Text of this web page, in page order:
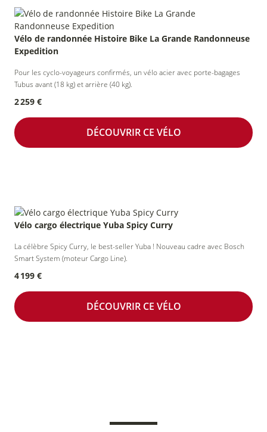
Vélo de randonnée Histoire Bike La Grande Randonneuse
Expedition
Pour les cyclo-voyageurs confirmés, un vélo acier avec porte-bagages
Tubus avant (18 kg) et arrière (40 kg).
2 259 €
DÉCOUVRIR CE VÉLO
Vélo cargo électrique Yuba Spicy Curry
La célèbre Spicy Curry, le best-seller Yuba ! Nouveau cadre avec Bosch
Smart System (moteur Cargo Line).
4 199 €
DÉCOUVRIR CE VÉLO